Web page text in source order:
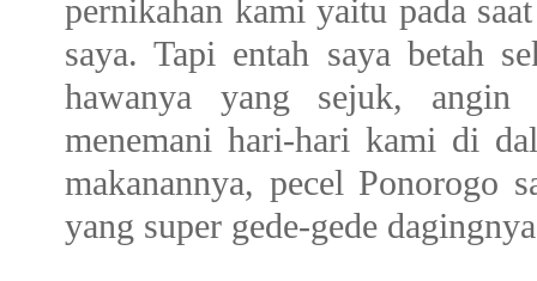
pernikahan kami yaitu pada
saya. Tapi entah saya betah
hawanya yang sejuk,
menemani hari-hari kami di
makanannya, pecel Ponorogo
yang super gede-gede